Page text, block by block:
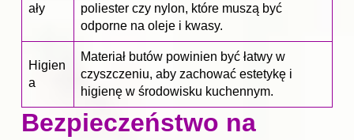
ały
poliester czy nylon, które muszą być
odporne na oleje i kwasy.
Higien
a
Materiał butów powinien być łatwy w
czyszczeniu, aby zachować estetykę i
higienę w środowisku kuchennym.
Bezpieczeństwo na